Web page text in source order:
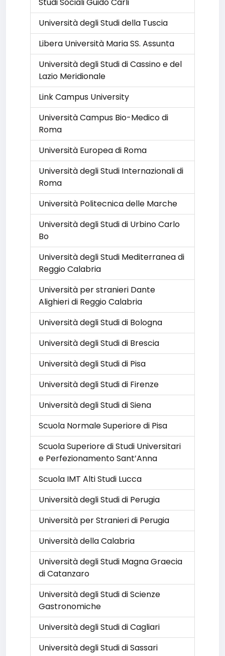
Università degli Studi della Tuscia
Libera Università Maria SS. Assunta
Università degli Studi di Cassino e del
Lazio Meridionale
Link Campus University
Università Campus Bio-Medico di
Roma
Università Europea di Roma
Università degli Studi Internazionali di
Roma
Università Politecnica delle Marche
Università degli Studi di Urbino Carlo
Bo
Università degli Studi Mediterranea di
Reggio Calabria
Università per stranieri Dante
Alighieri di Reggio Calabria
Università degli Studi di Bologna
Università degli Studi di Brescia
Università degli Studi di Pisa
Università degli Studi di Firenze
Università degli Studi di Siena
Scuola Normale Superiore di Pisa
Scuola Superiore di Studi Universitari
e Perfezionamento Sant’Anna
Scuola IMT Alti Studi Lucca
Università degli Studi di Perugia
Università per Stranieri di Perugia
Università della Calabria
Università degli Studi Magna Graecia
di Catanzaro
Università degli Studi di Scienze
Gastronomiche
Università degli Studi di Cagliari
Università degli Studi di Sassari